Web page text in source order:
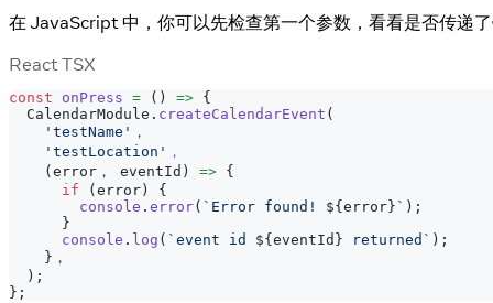
在 JavaScript 中，你可以先检查第一个参数，看看是否传递
React TSX
const onPress = ( ) => {
CalendarModule . createCalendarEvent (
'testName' ，
'testLocation' ，
( error， eventId ) => {
if
( error )
{
console . error( ` Error found! ${ error } ` ) ;
}
console . log ( ` event id ${ eventId } returned ` ) ;
} ，
) ;
} ;